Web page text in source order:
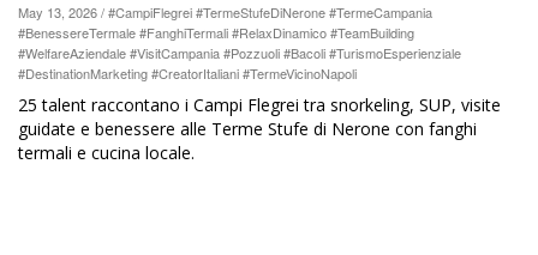
May 13, 2026 / #CampiFlegrei #TermeStufeDiNerone #TermeCampania
#BenessereTermale #FanghiTermali #RelaxDinamico #TeamBuilding
#WelfareAziendale #VisitCampania #Pozzuoli #Bacoli #TurismoEsperienziale
#DestinationMarketing #CreatorItaliani #TermeVicinoNapoli
25 talent raccontano i Campi Flegrei tra snorkeling, SUP, visite
guidate e benessere alle Terme Stufe di Nerone con fanghi
termali e cucina locale.